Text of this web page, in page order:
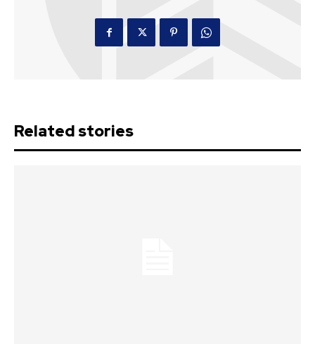
Related stories